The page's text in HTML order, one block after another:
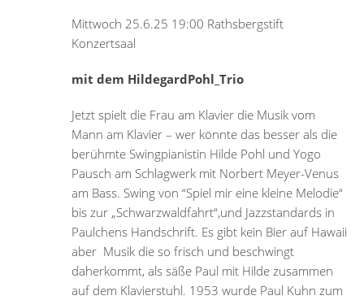
Mittwoch 25.6.25 19:00 Rathsbergstift
Konzertsaal
mit dem HildegardPohl_Trio
Jetzt spielt die Frau am Klavier die Musik vom
Mann am Klavier – wer könnte das besser als die
berühmte Swingpianistin Hilde Pohl und Yogo
Pausch am Schlagwerk mit Norbert Meyer-Venus
am Bass. Swing von “Spiel mir eine kleine Melodie“
bis zur „Schwarzwaldfahrt“,und Jazzstandards in
Paulchens Handschrift. Es gibt kein Bier auf Hawaii
aber Musik die so frisch und beschwingt
daherkommt, als säße Paul mit Hilde zusammen
auf dem Klavierstuhl. 1953 wurde Paul Kuhn zum